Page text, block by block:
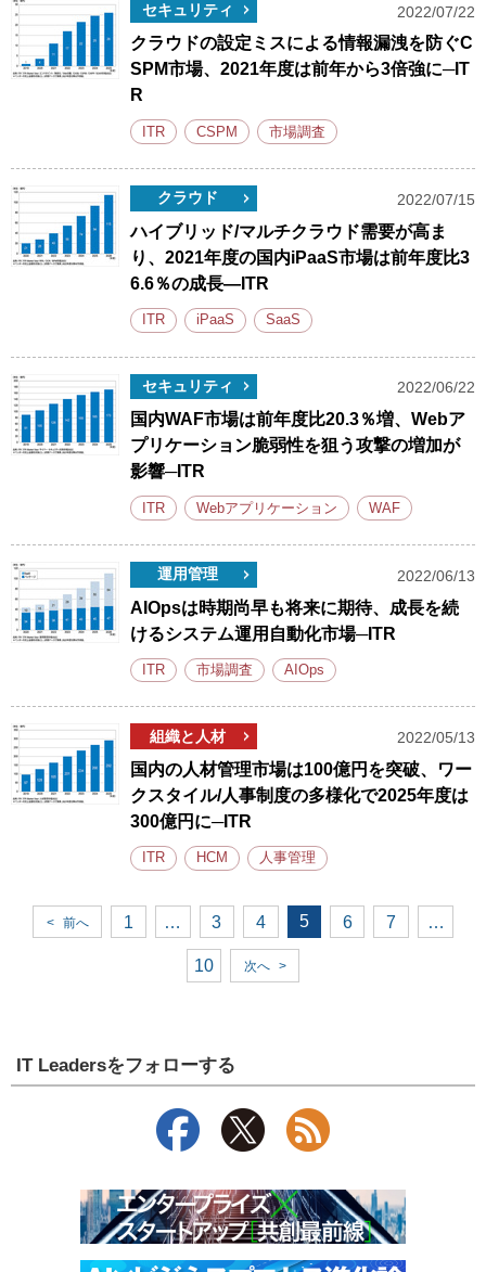
セキュリティ 2022/07/22
クラウドの設定ミスによる情報漏洩を防ぐC
SPM市場、2021年度は前年から3倍強に─IT
R
ITR CSPM 市場調査
クラウド 2022/07/15
ハイブリッド/マルチクラウド需要が高ま
り、2021年度の国内iPaaS市場は前年度比3
6.6％の成長―ITR
ITR iPaaS SaaS
セキュリティ 2022/06/22
国内WAF市場は前年度比20.3％増、Webア
プリケーション脆弱性を狙う攻撃の増加が
影響─ITR
ITR Webアプリケーション WAF
運用管理 2022/06/13
AIOpsは時期尚早も将来に期待、成長を続
けるシステム運用自動化市場─ITR
ITR 市場調査 AIOps
組織と人材 2022/05/13
国内の人材管理市場は100億円を突破、ワー
クスタイル/人事制度の多様化で2025年度は
300億円に─ITR
ITR HCM 人事管理
< 前へ 1 … 3 4 5 6 7 …
10 次へ >
IT Leadersをフォローする